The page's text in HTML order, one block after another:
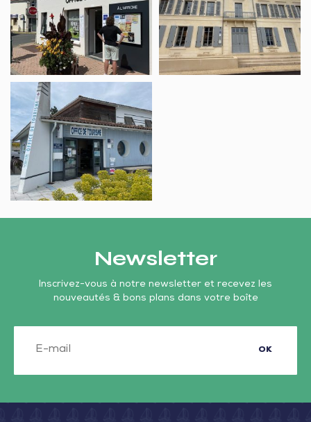
L’Aiguillon-
sur-
Mer
Tourisme
de
la
Vendée
du
Sud
–
Saint-
Michel-
en-
l’Herm
Tourisme
de
la
Vendée
Office
de
Tourisme
de
la
Vendée
Faute-
Mer
Newsletter
Inscrivez-vous à notre newsletter et recevez les
nouveautés & bons plans dans votre boîte
OK